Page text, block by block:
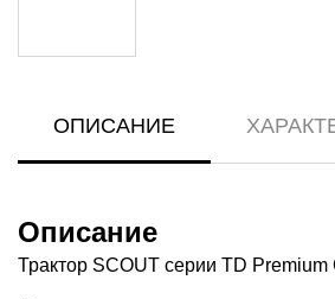
ОПИСАНИЕ
Описание
Трактор SCOUT серии TD Premium